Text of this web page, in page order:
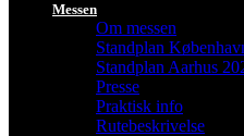
Messen
Om messen
Standplan
Standplan Aarhus
Presse
Praktisk info
Rutebeskrivelse